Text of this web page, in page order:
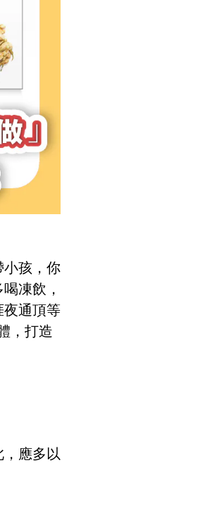
小孩，你
凍飲，
夜通頂等
，打造
應多以